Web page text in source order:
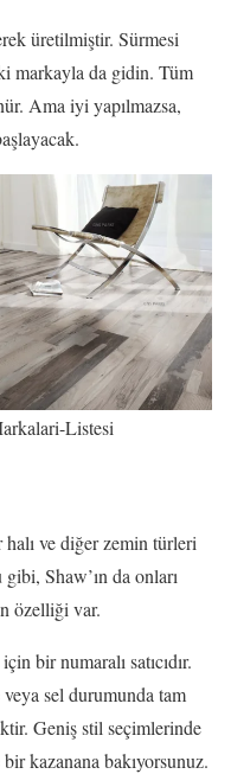
üretilmiştir. Sürmesi
markayla da gidin. Tüm
Ama iyi yapılmazsa,
Listesi
ve diğer zemin türleri
Shaw’ın da onları
özelliği var.
bir numaralı satıcıdır.
sel durumunda tam
Geniş stil seçimlerinde
kazanana bakıyorsunuz.